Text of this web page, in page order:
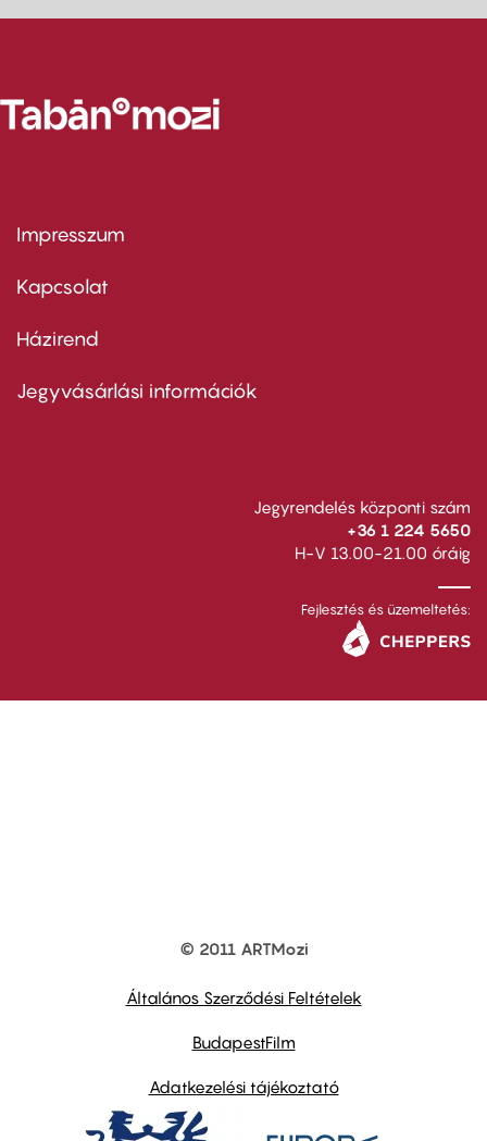
Footer
first
Impresszum
Kapcsolat
Footer
second
Házirend
Jegyvásárlási információk
Jegyrendelés központi szám
+36 1 224 5650
H-V 13.00-21.00 óráig
Fejlesztés és üzemeltetés:
© 2011 ARTMozi
Általános Szerződési Feltételek
BudapestFilm
Adatkezelési tájékoztató